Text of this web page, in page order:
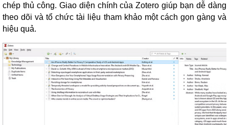
chép thủ công. Giao diện chính của Zotero giúp bạn dễ dàng
theo dõi và tổ chức tài liệu tham khảo một cách gọn gàng và
hiệu quả.